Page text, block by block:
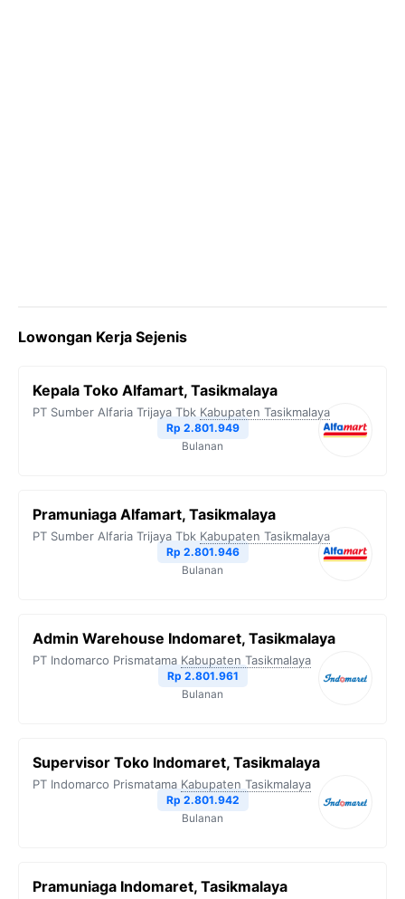
Lowongan Kerja Sejenis
Kepala Toko Alfamart, Tasikmalaya
PT Sumber Alfaria Trijaya Tbk Kabupaten Tasikmalaya
Rp 2.801.949
Bulanan
Pramuniaga Alfamart, Tasikmalaya
PT Sumber Alfaria Trijaya Tbk Kabupaten Tasikmalaya
Rp 2.801.946
Bulanan
Admin Warehouse Indomaret, Tasikmalaya
PT Indomarco Prismatama Kabupaten Tasikmalaya
Rp 2.801.961
Bulanan
Supervisor Toko Indomaret, Tasikmalaya
PT Indomarco Prismatama Kabupaten Tasikmalaya
Rp 2.801.942
Bulanan
Pramuniaga Indomaret, Tasikmalaya